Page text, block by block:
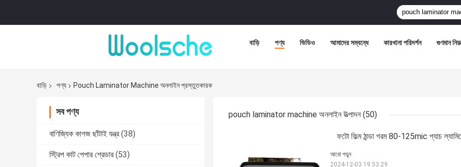
বাড়ি পণ্য ভিডিও আমাদের সম্বন্ধে কারখানা পরিদর্শন গুণমান
বাড়ি পণ্য Pouch Laminator Machine অনলাইন প্রস্তুতকারক
সব পণ্য
বাণিজ্যিক কাগজ ছাঁটাই যন্ত্র (38)
স্ট্রিপ কাট পেপার শ্রেডার (53)
pouch laminator machine অনলাইন উত্পাদন (50)
ফটো ফিল্ম ঠান্ডা গরম 80-125mic প্যাচ
আরো পড়ুন
2024-12-03 19:53:29